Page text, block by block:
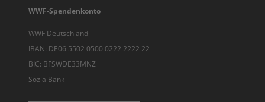
WWF-Spendenkonto
WWF Deutschland
IBAN: DE06 5502 0500 0222 2222 22
BIC: BFSWDE33MNZ
SozialBank